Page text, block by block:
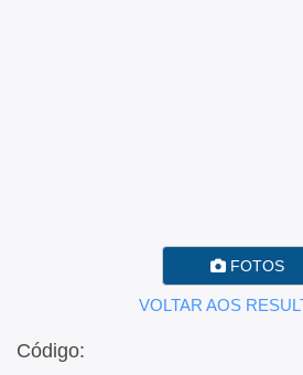
FOTOS
VOLTAR AOS
Código: